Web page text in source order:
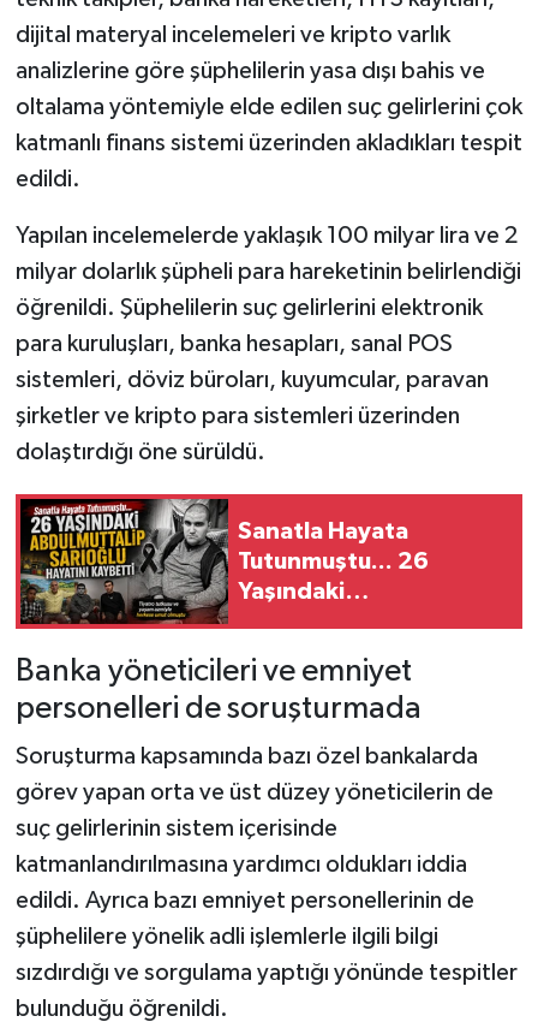
dijital materyal incelemeleri ve kripto varlık
analizlerine göre şüphelilerin yasa dışı bahis ve
oltalama yöntemiyle elde edilen suç gelirlerini çok
katmanlı finans sistemi üzerinden akladıkları tespit
edildi.
Yapılan incelemelerde yaklaşık 100 milyar lira ve 2
milyar dolarlık şüpheli para hareketinin belirlendiği
öğrenildi. Şüphelilerin suç gelirlerini elektronik
para kuruluşları, banka hesapları, sanal POS
sistemleri, döviz büroları, kuyumcular, paravan
şirketler ve kripto para sistemleri üzerinden
dolaştırdığı öne sürüldü.
Sanatla Hayata
Tutunmuştu... 26
Yaşındaki
Banka yöneticileri ve emniyet
personelleri de soruşturmada
Soruşturma kapsamında bazı özel bankalarda
görev yapan orta ve üst düzey yöneticilerin de
suç gelirlerinin sistem içerisinde
katmanlandırılmasına yardımcı oldukları iddia
edildi. Ayrıca bazı emniyet personellerinin de
şüphelilere yönelik adli işlemlerle ilgili bilgi
sızdırdığı ve sorgulama yaptığı yönünde tespitler
bulunduğu öğrenildi.